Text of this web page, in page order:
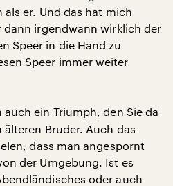
er. Und das hat mich
dann irgendwann wirklich der
Speer in die Hand zu
Speer immer weiter
auch ein Triumph, den Sie da
Bruder. Auch das
dass man angespornt
der Umgebung. Ist es
oder auch